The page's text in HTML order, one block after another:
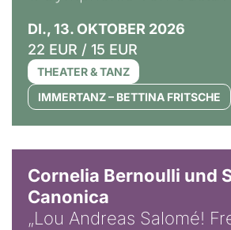
DI., 13. OKTOBER 2026
22 EUR / 15 EUR
THEATER & TANZ
IMMERTANZ – BETTINA FRITSCHE
Cornelia Bernoulli und
Canonica
„Lou Andreas Salomé!